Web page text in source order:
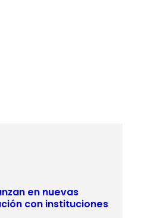
en nuevas
con instituciones